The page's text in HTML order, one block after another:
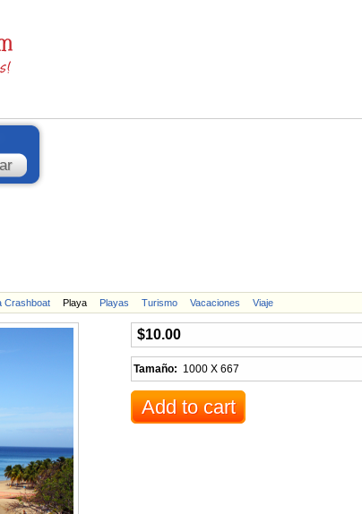
Crashboat Playa Playas Turismo Vacaciones Viaje
$10.00
Tamaño: 1000 X 667